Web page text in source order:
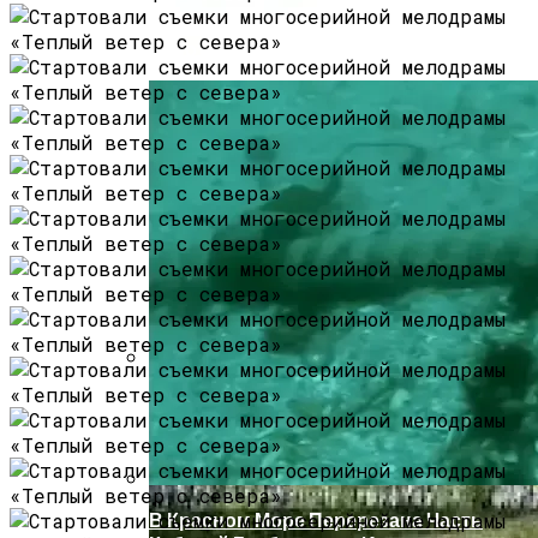
Как Купить Сотовый Поликарбонат В
Нижнем Новгороде
В Ряде Стран Наблюдаются Сбои В
Работе Facebook И Instagram
В Красном Море Перерезана Часть